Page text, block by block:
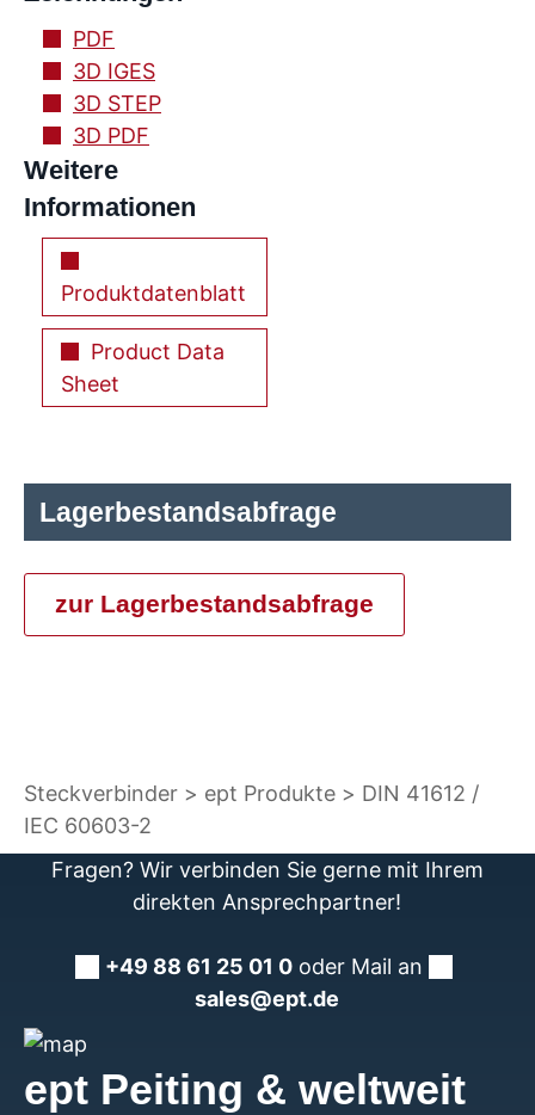
PDF
3D IGES
3D STEP
3D PDF
Weitere
Informationen
Produktdatenblatt
Product Data
Sheet
Lagerbestandsabfrage
zur Lagerbestandsabfrage
Steckverbinder ept Produkte
DIN 41612 /
IEC 60603-2
Fragen? Wir verbinden Sie gerne mit Ihrem
direkten Ansprechpartner!
+49 88 61 25 01 0 oder Mail an
sales@ept.de
ept Peiting & weltweit